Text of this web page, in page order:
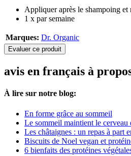
Appliquer après le shampoing et
1 x par semaine
Marques: Dr. Organic
Evaluer ce produit
avis en français à
À lire sur notre blog:
En forme grâce au sommeil
Le sommeil maintient le cerveau
Les châtaignes : un repas à part
Biscuits de Noel vegan et
6 bienfaits des protéines